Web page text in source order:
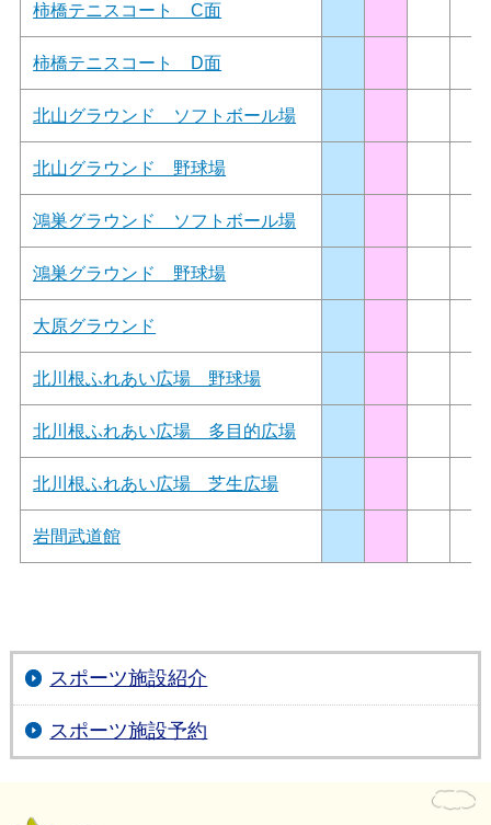
柿橋テニスコート C面
柿橋テニスコート D面
北山グラウンド ソフトボール場
北山グラウンド 野球場
鴻巣グラウンド ソフトボール場
鴻巣グラウンド 野球場
大原グラウンド
北川根ふれあい広場 野球場
北川根ふれあい広場 多目的広場
北川根ふれあい広場 芝生広場
岩間武道館
スポーツ施設紹介
スポーツ施設予約